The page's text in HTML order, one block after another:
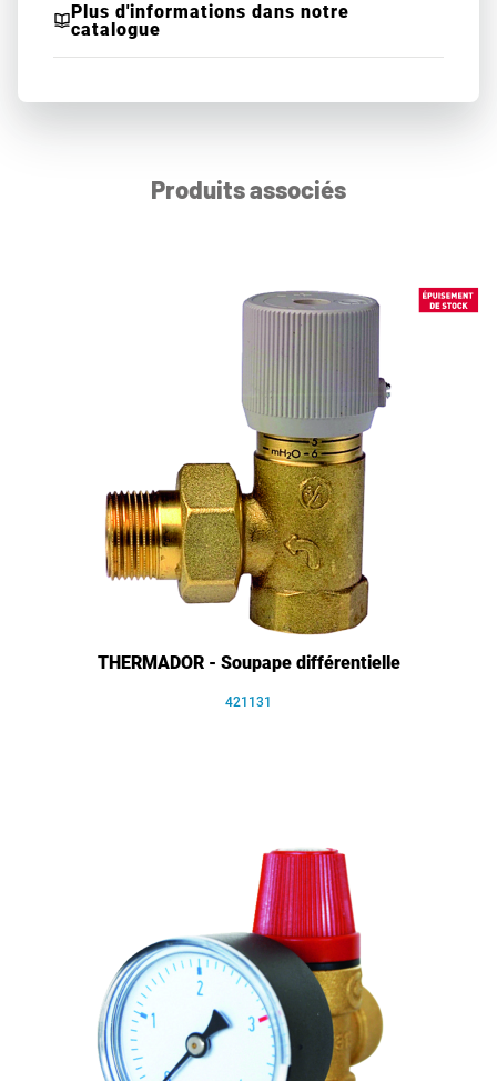
Plus d'informations dans notre
catalogue
Produits associés
THERMADOR - Soupape différentielle
421131